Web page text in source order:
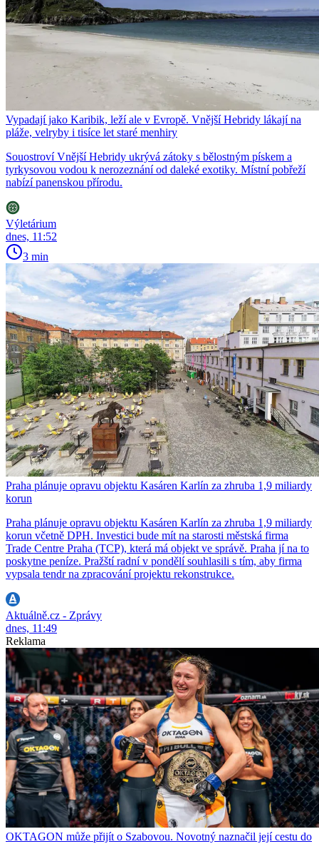
Vypadají jako Karibik, leží ale v Evropě. Vnější Hebridy lákají na
pláže, velryby i tisíce let staré menhiry
Souostroví Vnější Hebridy ukrývá zátoky s bělostným pískem a
tyrkysovou vodou k nerozeznání od daleké exotiky. Místní pobřeží
nabízí panenskou přírodu.
Výletárium
dnes, 11:52
3 min
Praha plánuje opravu objektu Kasáren Karlín za zhruba 1,9 miliardy
korun
Praha plánuje opravu objektu Kasáren Karlín za zhruba 1,9 miliardy
korun včetně DPH. Investici bude mít na starosti městská firma
Trade Centre Praha (TCP), která má objekt ve správě. Praha jí na to
poskytne peníze. Pražští radní v pondělí souhlasili s tím, aby firma
vypsala tendr na zpracování projektu rekonstrukce.
Aktuálně.cz - Zprávy
dnes, 11:49
Reklama
OKTAGON může přijít o Szabovou. Novotný naznačil její cestu do